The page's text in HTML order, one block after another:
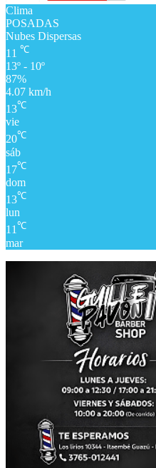
Clima
POSADAS
Nubes Dispersas
11 ℃
13º - 10º
87%
4.07 km/h
13℃
vie
20℃
sáb
17℃
dom
13℃
lun
11℃
mar